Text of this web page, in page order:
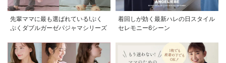
先輩ママに最も選ばれている!ぷく
ぷくダブルガーゼパジャマシリーズ
着回しが効く最新ハレの日スタイル
セレモニー6シーン